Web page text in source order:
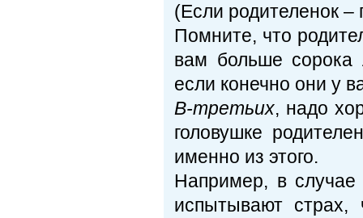
(Если родителенок –
Помните, что
вам больше сорока
если конечно они у
В-третьих, надо
головушке
именно из этого.
Например, в
испытывают страх,